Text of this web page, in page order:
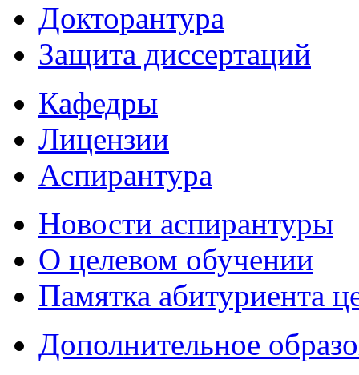
Докторантура
Защита диссертаций
Кафедры
Лицензии
Аспирантура
Новости аспирантуры
О целевом обучении
Памятка абитуриента
Дополнительное